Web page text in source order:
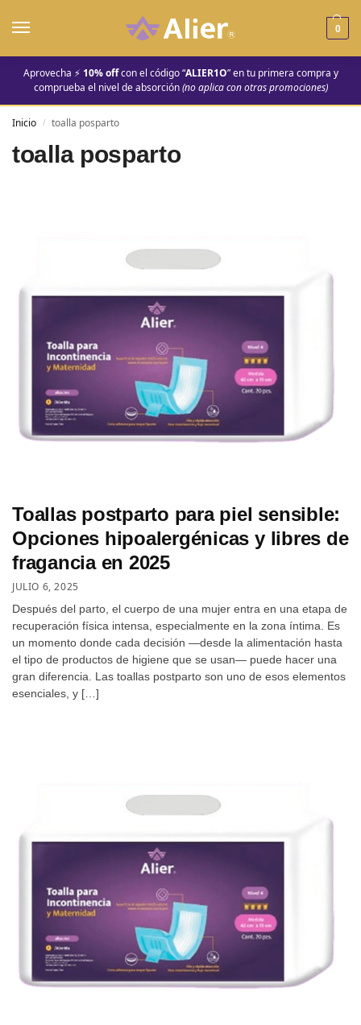
0
Aprovecha ⚡ 10% offcon el código “ALIER1O” en tu primera compra y
comprueba el nivel de absorción(no aplica con otras promociones)
Inicio / toalla posparto
toalla posparto
Toallas postparto para piel sensible:
Opciones hipoalergénicas y libres de
fragancia en 2025
JULIO 6, 2025
Después del parto, el cuerpo de una mujer entra en una etapa de
recuperación física intensa, especialmente en la zona íntima. Es
un momento donde cada decisión —desde la alimentación hasta
el tipo de productos de higiene que se usan— puede hacer una
gran diferencia. Las toallas postparto son uno de esos elementos
esenciales, y […]